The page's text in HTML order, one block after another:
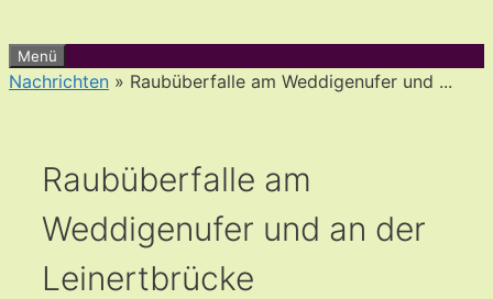
Menü
Nachrichten » Raubüberfalle am Weddigenufer und ...
Raubüberfalle am
Weddigenufer und an der
Leinertbrücke